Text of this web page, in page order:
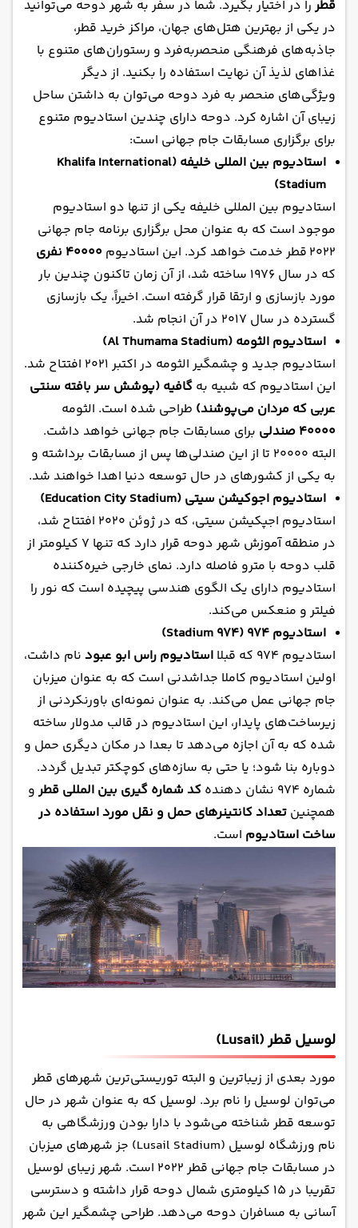
قطررا در اختیار بگیرد. شما در سفر به شهر دوحه می‌توانید
در یکی ازبهترین هتل‌های جهان، مراکز خرید قطر،
جاذبه‌های فرهنگی منحصربه‌فرد و رستوران‌های متنوع با
غذاهای لذیذ آن نهایت استفاده را بکنید. از دیگر
ویژگی‌های منحصر به فرد دوحه می‌توان به داشتن ساحل
زیبای آن اشاره کرد. دوحه دارای چندین استادیوم متنوع
برای برگزاری مسابقات جام جهانی است:
استادیوم بین المللی خلیفه (Khalifa International
Stadium)
استادیوم بین المللی خلیفه یکی از تنها دو استادیوم
موجود است که به عنوان محل برگزاری برنامه جام جهانی
۲۰۲۲ قطر
خدمت خواهد کرد. این استادیوم ۴۰۰۰۰ نفری
که در سال ۱۹۷۶ ساخته شد، از آن زمان تاکنون چندین بار
مورد بازسازی و ارتقا قرار گرفته است. اخیراً، یک بازسازی
گسترده در سال ۲۰۱۷ در آن انجام شد.
استادیوم الثومه (Al Thumama Stadium)
استادیوم جدید و چشمگیر الثومه در اکتبر ۲۰۲۱ افتتاح شد.
این استادیوم که شبیه به گافیه (پوشش سر بافته سنتی
عربی که مردان می‌پوشند) طراحی شده است. الثومه
۴۰۰۰۰ صندلی
برای مسابقات جام جهانی خواهد داشت.
البته ۲۰۰۰۰ تا از این صندلی‌ها پس از مسابقات برداشته و
به یکی از کشورهای در حال توسعه دنیا اهدا خواهند شد.
استادیوم اجوکیشن سیتی (Education City Stadium)
استادیوم اجپکیشن سیتی، که در ژوئن ۲۰۲۰ افتتاح شد،
در منطقه آموزش شهر دوحه قرار دارد که تنها ۷ کیلومتر از
قلب دوحه با مترو فاصله دارد. نمای خارجی خیره‌کننده
استادیوم دارای یک الگوی هندسی پیچیده است که نور را
فیلتر و منعکس می‌کند.
استادیوم ۹۷۴ (Stadium 974)
استادیوم ۹۷۴ که قبلا
استادیوم راس ابو عبود نام داشت،
اولین استادیوم کاملا جداشدنی است که به عنوان میزبان
جام جهانی عمل می‌کند. به عنوان نمونه‌ای باورنکردنی از
زیرساخت‌های پایدار، این استادیوم در قالب مدولار ساخته
شده که به آن اجازه می‌دهد تا بعدا در مکان دیگری حمل و
دوباره بنا شود؛ یا حتی به سازه‌های کوچکتر تبدیل گردد.
شماره ۹۷۴ نشان دهنده
کد شماره گیری بین المللی قطرو
همچنین تعداد کانتینرهای حمل و نقل مورد استفاده در
ساخت استادیوم است.
لوسیل قطر (Lusail)
مورد بعدی از زیباترین و البته توریستی‌ترین شهرهای قطر
می‌توان لوسیل را نام برد. لوسیل که به عنوان شهر در حال
توسعه قطر شناخته می‌شود با دارا بودن ورزشگاهی به
نام ورزشگاه لوسیل (Lusail Stadium) جز شهرهای میزبان
در مسابقات جام جهانی قطر ۲۰۲۲ است. شهر زیبای لوسیل
تقریبا در ۱۵ کیلومتری شمال دوحه قرار داشته و دسترسی
آسانی به مسافران دوحه می‌دهد. طراحی چشمگیر این شهر